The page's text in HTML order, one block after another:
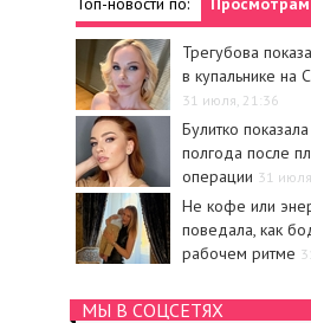
Трегубова
в купальнике на
31 июля, 21:36
Булитко
полгода после
операции 31
Не кофе или
поведала, как
рабочем ритме
МЫ В СОЦСЕТЯХ